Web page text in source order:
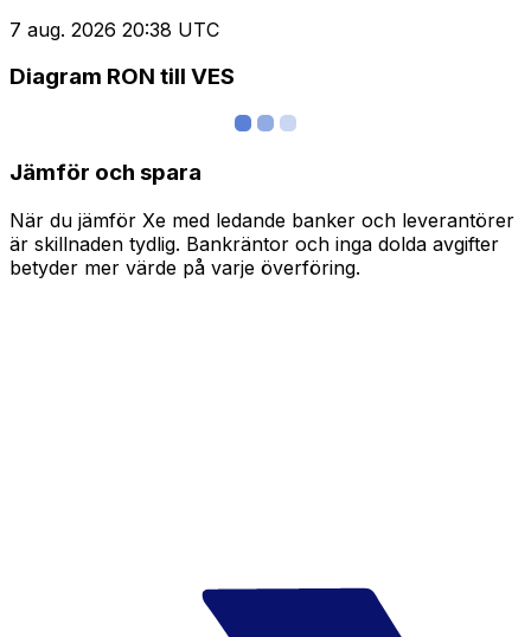
7 aug. 2026 20:38 UTC
Diagram RON till VES
Jämför och spara
När du jämför Xe med ledande banker och leverantörer
är skillnaden tydlig. Bankräntor och inga dolda avgifter
betyder mer värde på varje överföring.